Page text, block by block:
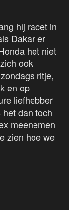
hij racet in
Dakar er
het niet
ook
ritje,
en op
liefhebber
dan toch
meenemen
zien hoe we